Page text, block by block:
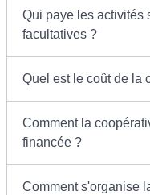
Qui paye les activités
facultatives ?
Quel est le coût de la
Comment la
financée ?
Comment s'organise